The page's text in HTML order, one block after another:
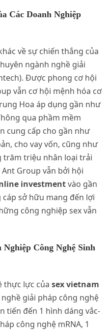
Các Doanh Nghiệp
về sự chiến thắng của
ngành nghề giải
Được phong cơ hội
vẫn cơ hội mệnh hóa cơ
Hoa áp dụng gần như
qua phầm mềm
cung cấp cho gần như
cho vay vốn, cũng như
trăm triệu nhân loại trải
Group vẫn bởi hội
investmentvào gần
sở hữu mang đến lợi
công nghiệp sex vẫn
Công Nghệ Sinh
thực lực của sex vietnam
giải pháp công nghệ
tiến đến 1 hình dáng vắc-
công nghệ mRNA, 1